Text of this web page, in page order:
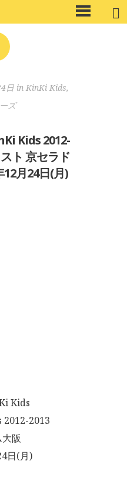
メ
イ
日in KinKi Kids,
ズ
Kids 2012-
ト 京セラド
12月24日(月)
Kids
2012-2013
阪
日(月)